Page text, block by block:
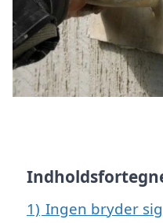
1) Ingen bryder